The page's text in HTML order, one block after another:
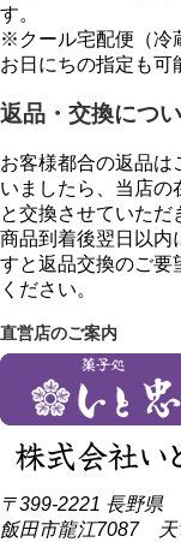
す。
※クール宅配便（冷
お日にちの指定も可
返品・交換につ
お客様都合の返品は
いましたら、当店の
と交換させていただ
商品到着後翌日以内
すと返品交換のご要
ください。
直営店のご案内
〒399-2221 長野県
飯田市龍江7087 天